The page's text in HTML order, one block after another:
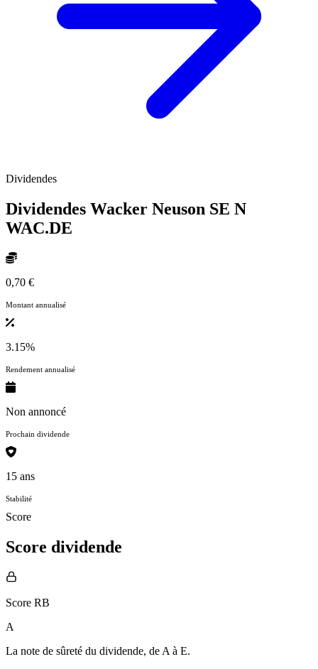
Dividendes
Dividendes Wacker Neuson SE N
WAC.DE
0,70 €
Montant annualisé
3.15%
Rendement annualisé
Non annoncé
Prochain dividende
15 ans
Stabilité
Score
Score dividende
Score RB
A
La note de sûreté du dividende, de A à E.